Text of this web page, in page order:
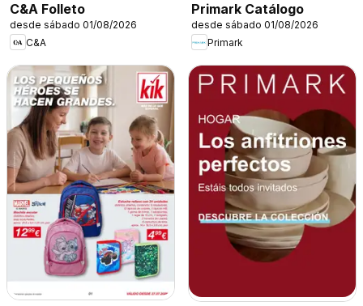
C&A Folleto
desde sábado 01/08/2026
C&A
Primark Catálogo
desde sábado 01/08/2026
Primark